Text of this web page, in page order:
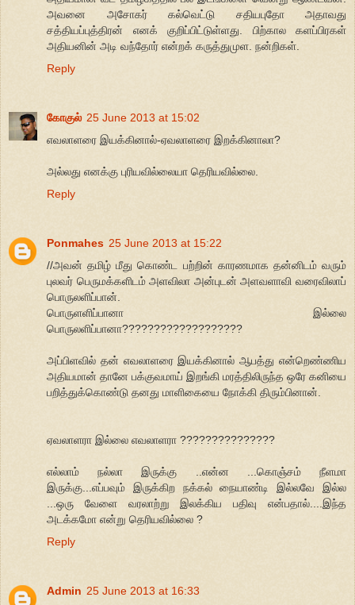
அவனை அசோகர் கல்வெட்டு சதியபுதோ அதாவது
சத்தியப்புத்திரன் எனக் குறிப்பிட்டுள்ளது. பிற்கால களப்பிரகள்
அதியனின் அடி வந்தோர் என்றக் கருத்துமுள. நன்றிகள்.
Reply
கோகுல் 25 June 2013 at 15:02
எவலாளரை இயக்கினால்-ஏவலாளரை இறக்கினாலா?
அல்லது எனக்கு புரியவில்லையா தெரியவில்லை.
Reply
Ponmahes 25 June 2013 at 15:22
//அவன் தமிழ் மீது கொண்ட பற்றின் காரணமாக தன்னிடம் வரும்
புலவர் பெருமக்களிடம் அளவிலா அன்புடன் அளவளாவி வரைவிலாப்
பொருலளிப்பான்.
பொருளளிப்பானா இல்லை
பொருலளிப்பானா???????????????????
அப்பிளவில் தன் எவலாளரை இயக்கினால் ஆபத்து என்றெண்ணிய
அதியமான் தானே பக்குவமாய் இறங்கி மரத்திலிருந்த ஒரே கனியை
பறித்துக்கொண்டு தனது மாளிகையை நோக்கி திரும்பினான்.
ஏவலாளரா இல்லை எவலாளரா ???????????????
எல்லாம் நல்லா இருக்கு ..என்ன ...கொஞ்சம் நீளமா
இருக்கு...எப்பவும் இருக்கிற நக்கல் நையாண்டி இல்லவே இல்ல
...ஒரு வேளை வரலாற்று இலக்கிய பதிவு என்பதால்....இந்த
அடக்கமோ என்று தெரியவில்லை ?
Reply
Admin 25 June 2013 at 16:33